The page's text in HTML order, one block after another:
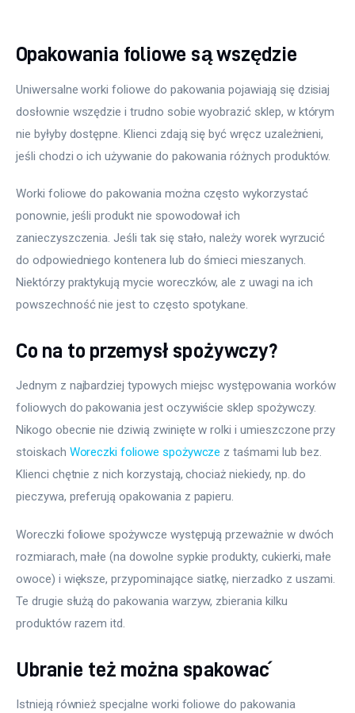
Opakowania foliowe są wszędzie
Uniwersalne worki foliowe do pakowania pojawiają się dzisiaj
dosłownie wszędzie i trudno sobie wyobrazić sklep, w którym
nie byłyby dostępne. Klienci zdają się być wręcz uzależnieni,
jeśli chodzi o ich używanie do pakowania różnych produktów.
Worki foliowe do pakowania można często wykorzystać
ponownie, jeśli produkt nie spowodował ich
zanieczyszczenia. Jeśli tak się stało, należy worek wyrzucić
do odpowiedniego kontenera lub do śmieci mieszanych.
Niektórzy praktykują mycie woreczków, ale z uwagi na ich
powszechność nie jest to często spotykane.
Co na to przemysł spożywczy?
Jednym z najbardziej typowych miejsc występowania worków
foliowych do pakowania jest oczywiście sklep spożywczy.
Nikogo obecnie nie dziwią zwinięte w rolki i umieszczone przy
stoiskach Woreczki foliowe spożywcze z taśmami lub bez.
Klienci chętnie z nich korzystają, chociaż niekiedy, np. do
pieczywa, preferują opakowania z papieru.
Woreczki foliowe spożywcze występują przeważnie w dwóch
rozmiarach, małe (na dowolne sypkie produkty, cukierki, małe
owoce) i większe, przypominające siatkę, nierzadko z uszami.
Te drugie służą do pakowania warzyw, zbierania kilku
produktów razem itd.
Ubranie też można spakować
Istnieją również specjalne worki foliowe do pakowania